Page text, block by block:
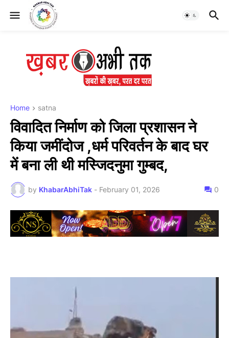
Home satna
विवादित निर्माण को जिला प्रशासन ने
किया जमींदोज ,धर्म परिवर्तन के बाद घर
में बना ली थी मस्जिदनुमा गुम्बद,
by KhabarAbhiTak - February 01, 2026 0